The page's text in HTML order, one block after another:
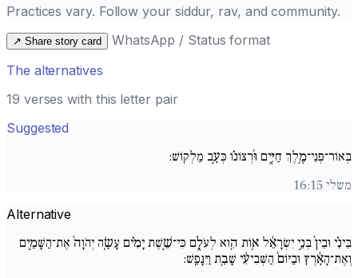
Practices vary. Follow your siddur, rav, and community.
↗ Share story card
WhatsApp / Status format
The alternatives
19 verses with this letter pair
Suggested
בְּאוֹר־פְּנֵי־מֶ֥לֶךְ חַיִּ֑ים וּ֜רְצוֹנ֗וֹ כְּעָ֣ב מַלְקֽוֹשׁ:
משלי 16:15
Alternative
בֵּינִ֗י וּבֵין֙ בְּנֵ֣י יִשְׂרָאֵ֔ל א֥וֹת הִ֖וא לְעֹלָ֑ם כִּי־שֵׁ֣שֶׁת יָמִ֗ים עָשָׂ֤ה יְהֹוָה֙ אֶת־הַשָּׁמַ֣יִם
וְאֶת־הָאָ֔רֶץ וּבַיּוֹם֙ הַשְּׁבִיעִ֔י שָׁבַ֖ת וַיִּנָּפַֽשׁ: